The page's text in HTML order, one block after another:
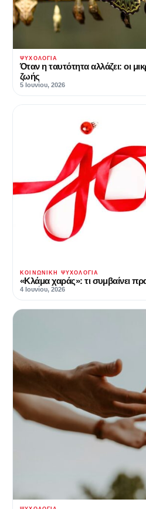
ΨΥΧΟΛΟΓΊΑ
Όταν η ταυτότητα αλλάζει: οι
ζωής
5 Ιουνίου, 2026
ΚΟΙΝΩΝΙΚΉ ΨΥΧΟΛΟΓΊΑ
«Κλάμα χαράς»: τι συμβαίνει
4 Ιουνίου, 2026